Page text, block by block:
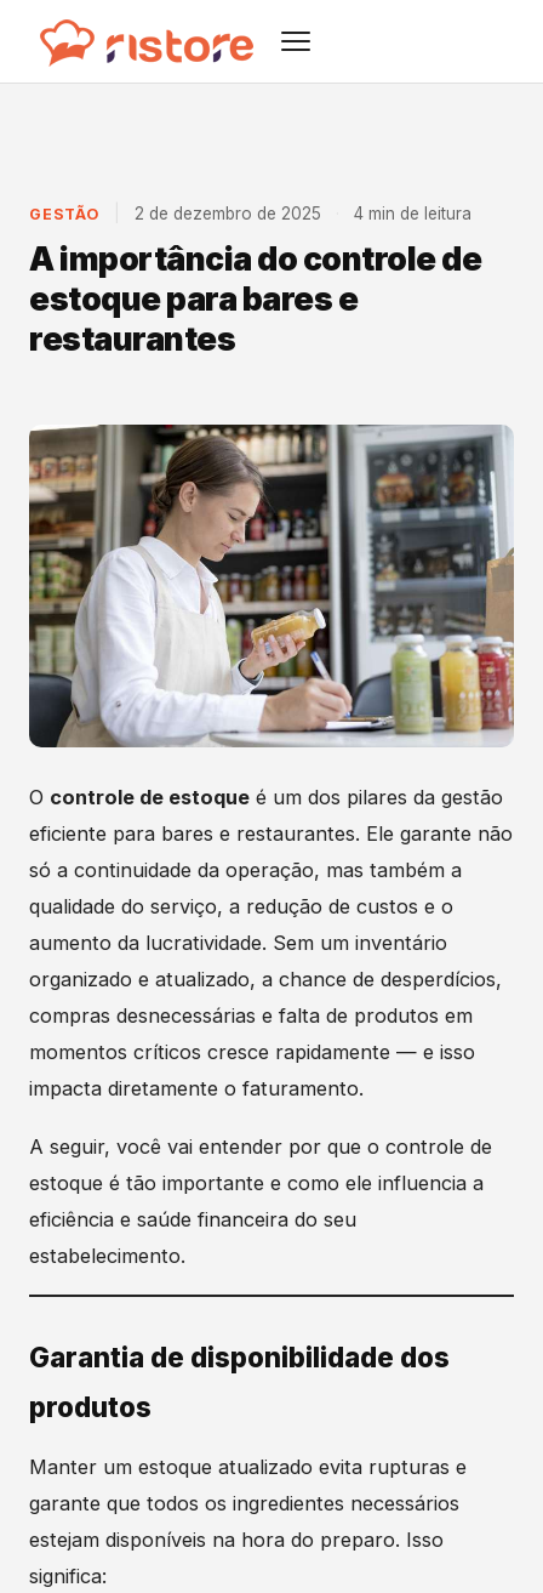
GESTÃO 2 de dezembro de 2025 4 min de leitura
A importância do controle de
estoque para bares e
restaurantes
O controle de estoque é um dos pilares da gestão
eficiente para bares e restaurantes. Ele garante não
só a continuidade da operação, mas também a
qualidade do serviço, a redução de custos e o
aumento da lucratividade. Sem um inventário
organizado e atualizado, a chance de desperdícios,
compras desnecessárias e falta de produtos em
momentos críticos cresce rapidamente — e isso
impacta diretamente o faturamento.
A seguir, você vai entender por que o controle de
estoque é tão importante e como ele influencia a
eficiência e saúde financeira do seu
estabelecimento.
Garantia de disponibilidade dos
produtos
Manter um estoque atualizado evita rupturas e
garante que todos os ingredientes necessários
estejam disponíveis na hora do preparo. Isso
significa: